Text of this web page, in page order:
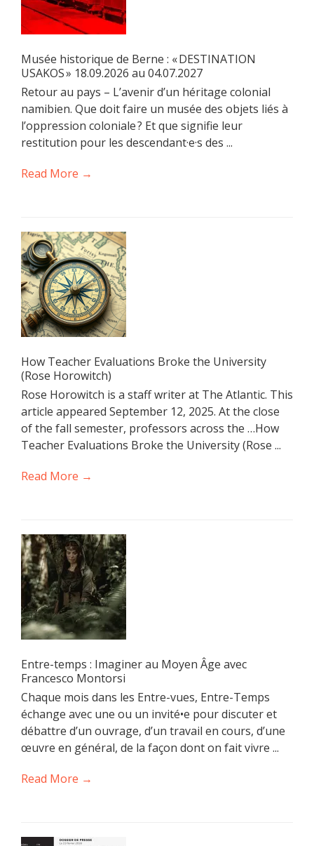
Musée historique de Berne : « DESTINATION
USAKOS » 18.09.2026 au 04.07.2027
Retour au pays – L’avenir d’un héritage colonial
namibien. Que doit faire un musée des objets liés à
l’oppression coloniale ? Et que signifie leur
restitution pour les descendant·e·s des ...
Read More →
How Teacher Evaluations Broke the University
(Rose Horowitch)
Rose Horowitch is a staff writer at The Atlantic. This
article appeared September 12, 2025. At the close
of the fall semester, professors across the …How
Teacher Evaluations Broke the University (Rose ...
Read More →
Entre-temps : Imaginer au Moyen Âge avec
Francesco Montorsi
Chaque mois dans les Entre-vues, Entre-Temps
échange avec une ou un invité•e pour discuter et
débattre d’un ouvrage, d’un travail en cours, d’une
œuvre en général, de la façon dont on fait vivre ...
Read More →